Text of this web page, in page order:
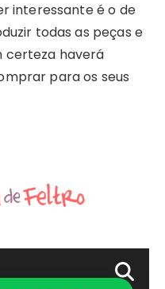
interessante é o de
todas as peças e
certeza haverá
para os seus